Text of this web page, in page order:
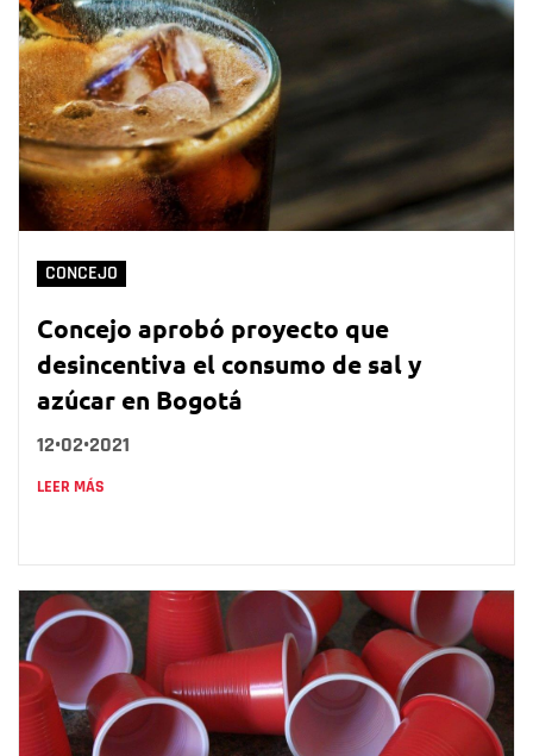
CONCEJO
Concejo aprobó proyecto que
desincentiva el consumo de sal y
azúcar en Bogotá
12•02•2021
LEER MÁS